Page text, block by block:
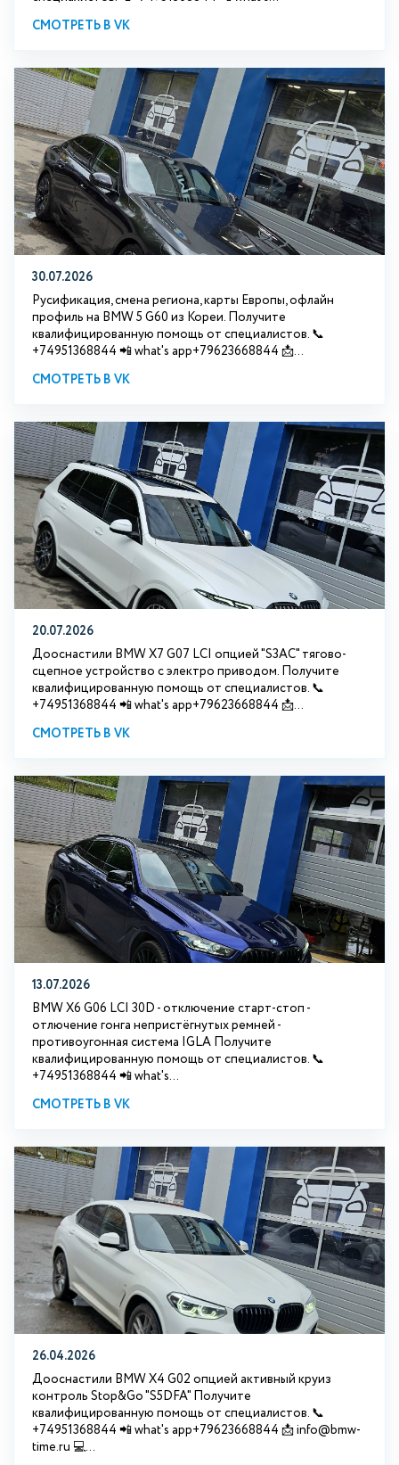
СМОТРЕТЬ В VK
30.07.2026
Русификация, смена региона, карты Европы, офлайн
профиль на BMW 5 G60 из Кореи. Получите
квалифицированную помощь от специалистов. 📞
+74951368844 📲 what's app+79623668844 📩...
СМОТРЕТЬ В VK
20.07.2026
Дооснастили BMW Х7 G07 LCI опцией "S3АС" тягово-
сцепное устройство с электро приводом. Получите
квалифицированную помощь от специалистов. 📞
+74951368844 📲 what's app+79623668844 📩...
СМОТРЕТЬ В VK
13.07.2026
BMW X6 G06 LCI 30D - отключение старт-стоп -
отлючение гонга непристёгнутых ремней -
противоугонная система IGLA Получите
квалифицированную помощь от специалистов. 📞
+74951368844 📲 what's...
СМОТРЕТЬ В VK
26.04.2026
Дооснастили BMW X4 G02 опцией активный круиз
контроль Stop&Go "S5DFA" Получите
квалифицированную помощь от специалистов. 📞
+74951368844 📲 what's app+79623668844 📩 info@bmw-
time.ru 💻...